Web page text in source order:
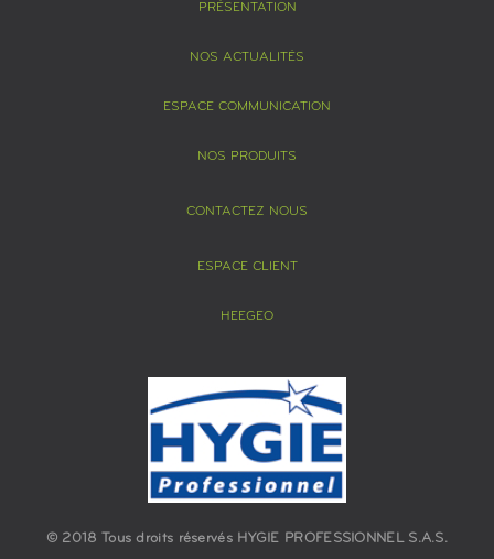
PRÉSENTATION
NOS ACTUALITÉS
ESPACE COMMUNICATION
NOS PRODUITS
CONTACTEZ NOUS
ESPACE CLIENT
HEEGEO
© 2018 Tous droits réservés HYGIE PROFESSIONNEL S.A.S.